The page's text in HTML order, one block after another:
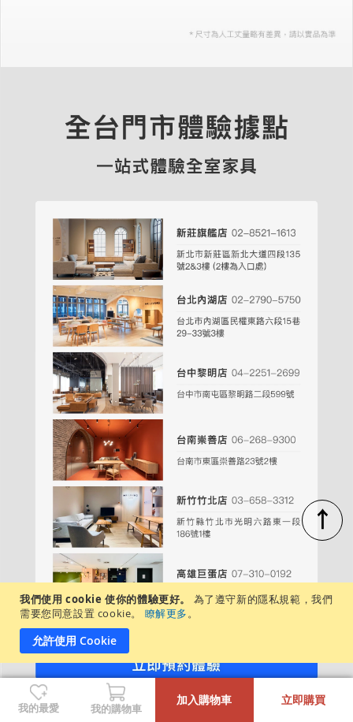
我們使用 cookie 使你的體驗更好。
為了遵守新的隱私規範，我們
需要您同意設置 cookie。
瞭解更多。
允許使用 Cookie
週一至週日，每日營業時間：11:00－20:00
各店展示商品不盡相同，建議先致電/私訊詢問
↑
我的最愛 我的購物車
加入購物車 立即購買
+
-